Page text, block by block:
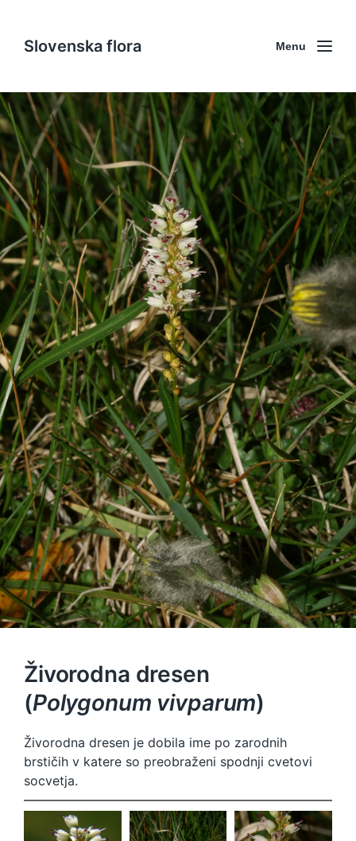
Slovenska flora Menu
Živorodna dresen
(Polygonum vivparum)
Živorodna dresen je dobila ime po zarodnih
brstičih v katere so preobraženi spodnji cvetovi
socvetja.